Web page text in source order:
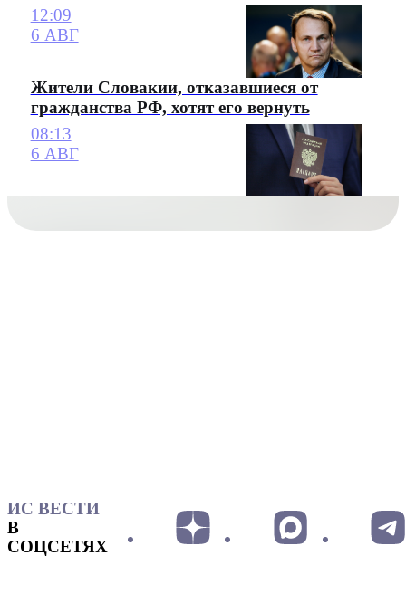
12:09
6 АВГ
Жители Словакии, отказавшиеся от
гражданства РФ, хотят его вернуть
08:13
6 АВГ
ИС ВЕСТИ
В
СОЦСЕТЯХ